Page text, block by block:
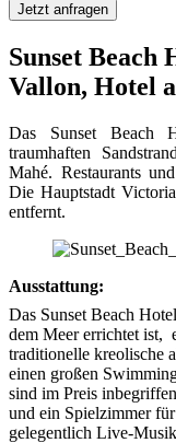
Jetzt anfragen
Sunset Beach
Vallon, Hotel
Das Sunset Beach
traumhaften
Mahé. Restaurants
Die Hauptstadt
entfernt.
Ausstattung:
Das Sunset Beach
dem Meer errichtet ist,
traditionelle kreolische
einen großen
sind im Preis
und ein Spielzimmer
gelegentlich Live-